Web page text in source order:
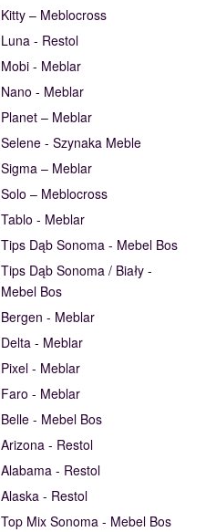
Kitty – Meblocross
Luna - Restol
Mobi - Meblar
Nano - Meblar
Planet – Meblar
Selene - Szynaka Meble
Sigma – Meblar
Solo – Meblocross
Tablo - Meblar
Tips Dąb Sonoma - Mebel Bos
Tips Dąb Sonoma / Biały -
Mebel Bos
Bergen - Meblar
Delta - Meblar
Pixel - Meblar
Faro - Meblar
Belle - Mebel Bos
Arizona - Restol
Alabama - Restol
Alaska - Restol
Top Mix Sonoma - Mebel Bos